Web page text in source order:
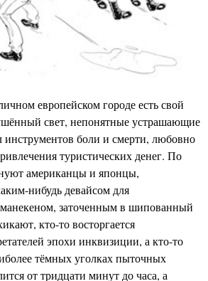
европейском городе есть свой
свет, непонятные устрашающие
инструментов боли и смерти, любовно
туристических денег. По
американцы и японцы,
нибудь девайсом для
манекеном, заточенным в шипованный
кто-то восторгается
эпохи инквизиции, а кто-то
тёмных уголках пыточных
от тридцати минут до часа, а